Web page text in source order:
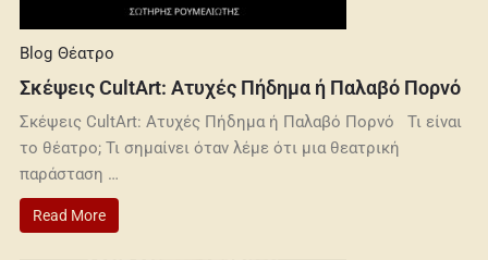
Blog Θέατρο
Σκέψεις CultArt: Ατυχές Πήδημα ή Παλαβό Πορνό
Σκέψεις CultArt: Ατυχές Πήδημα ή Παλαβό Πορνό Τι είναι
το θέατρο; Τι σημαίνει όταν λέμε ότι μια θεατρική
παράσταση …
Read More